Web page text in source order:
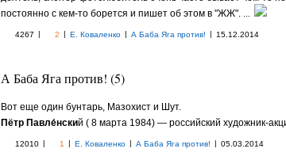
постоянно с кем-то борется и пишет об этом в "ЖЖ". ...
4267 | 2 | Е. Коваленко | А Баба Яга против! | 15.12.2014
А Баба Яга против! (5)
Вот еще один бунтарь, Мазохист и Шут.
Пётр Павле́нский ( 8 марта 1984) — российский художник-
12010 | 1 | Е. Коваленко | А Баба Яга против! | 05.03.2014